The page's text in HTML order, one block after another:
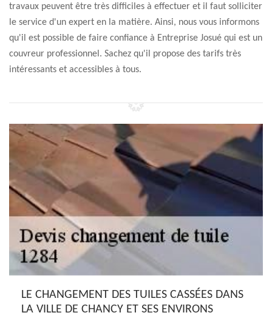
travaux peuvent être très difficiles à effectuer et il faut solliciter
le service d'un expert en la matière. Ainsi, nous vous informons
qu'il est possible de faire confiance à Entreprise Josué qui est un
couvreur professionnel. Sachez qu'il propose des tarifs très
intéressants et accessibles à tous.
LE CHANGEMENT DES TUILES CASSÉES DANS
LA VILLE DE CHANCY ET SES ENVIRONS